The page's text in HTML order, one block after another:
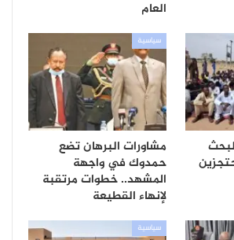
العام
سياسية
مشاورات البرهان تضع
حمدوك في واجهة
المشهد.. خطوات مرتقبة
لإنهاء القطيعة
سياسية